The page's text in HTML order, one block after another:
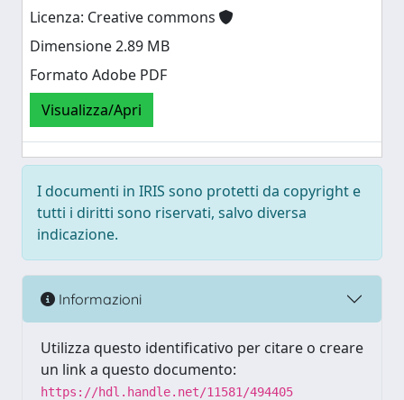
Licenza: Creative commons
Dimensione 2.89 MB
Formato Adobe PDF
Visualizza/Apri
I documenti in IRIS sono protetti da copyright e
tutti i diritti sono riservati, salvo diversa
indicazione.
Informazioni
Utilizza questo identificativo per citare o creare
un link a questo documento:
https://hdl.handle.net/11581/494405